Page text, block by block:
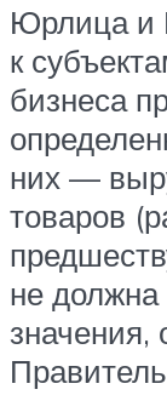
Юрлица и
к
бизнеса
них —
товаров
не
значения,